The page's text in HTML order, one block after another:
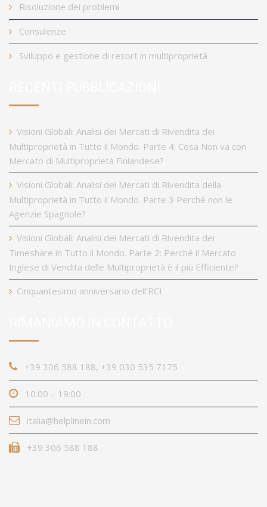
Risoluzione dei problemi
Consulenze
Sviluppo e gestione di resort in multiproprietà
Visioni Globali: Analisi dei Mercati di Rivendita dei
Multiproprietà in Tutto il Mondo. Parte 4: Cosa Non va con
Mercato di Multiproprietà Finlandese?
Visioni Globali: Analisi dei Mercati di Rivendita della
Multiproprietà in Tutto il Mondo. Parte 3 Perché non le
Agenzie Spagnole?
Visioni Globali: Analisi dei Mercati di Rivendita dei
Timeshare in Tutto il Mondo. Parte 2: Perché il Mercato
Inglese di Vendita delle Multiproprietà è il più Efficiente?
Cinquantesimo anniversario dell'RCI
+39 306 588 188, +39 030 535 7175
10:00 – 19:00
italia@helplinein.com
+39 306 588 188